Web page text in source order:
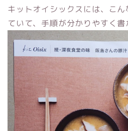
キットオイシックスには、こ
ていて、手順が分かりやすく書